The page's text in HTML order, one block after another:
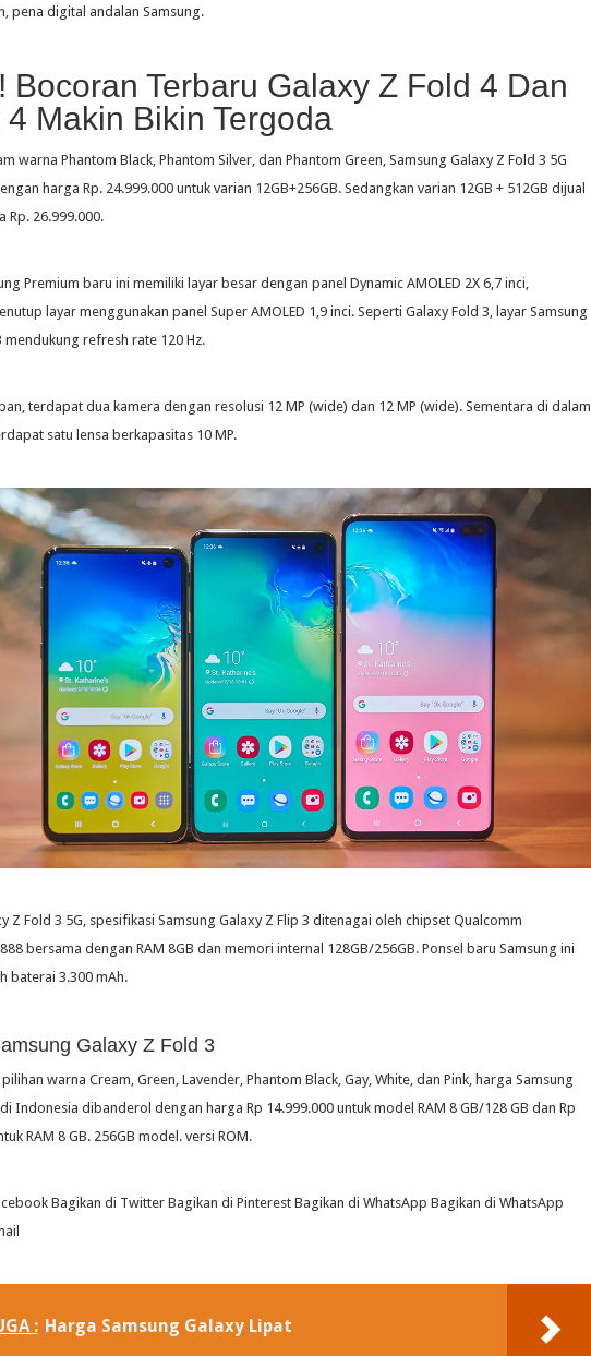
pena digital andalan Samsung.
Bocoran Terbaru Galaxy Z Fold 4 Dan
4 Makin Bikin Tergoda
warna Phantom Black, Phantom Silver, dan Phantom Green, Samsung Galaxy Z Fold 3 5G
harga Rp. 24.999.000 untuk varian 12GB+256GB. Sedangkan varian 12GB + 512GB dijual
Rp. 26.999.000.
Premium baru ini memiliki layar besar dengan panel Dynamic AMOLED 2X 6,7 inci,
layar menggunakan panel Super AMOLED 1,9 inci. Seperti Galaxy Fold 3, layar Samsung
mendukung refresh rate 120 Hz.
terdapat dua kamera dengan resolusi 12 MP (wide) dan 12 MP (wide). Sementara di dalam
satu lensa berkapasitas 10 MP.
Z Fold 3 5G, spesifikasi Samsung Galaxy Z Flip 3 ditenagai oleh chipset Qualcomm
bersama dengan RAM 8GB dan memori internal 128GB/256GB. Ponsel baru Samsung ini
baterai 3.300 mAh.
Galaxy Z Fold 3
warna Cream, Green, Lavender, Phantom Black, Gay, White, dan Pink, harga Samsung
Indonesia dibanderol dengan harga Rp 14.999.000 untuk model RAM 8 GB/128 GB dan Rp
RAM 8 GB. 256GB model. versi ROM.
Bagikan di Twitter Bagikan di Pinterest Bagikan di WhatsApp Bagikan di WhatsApp
: Harga Samsung Galaxy Lipat